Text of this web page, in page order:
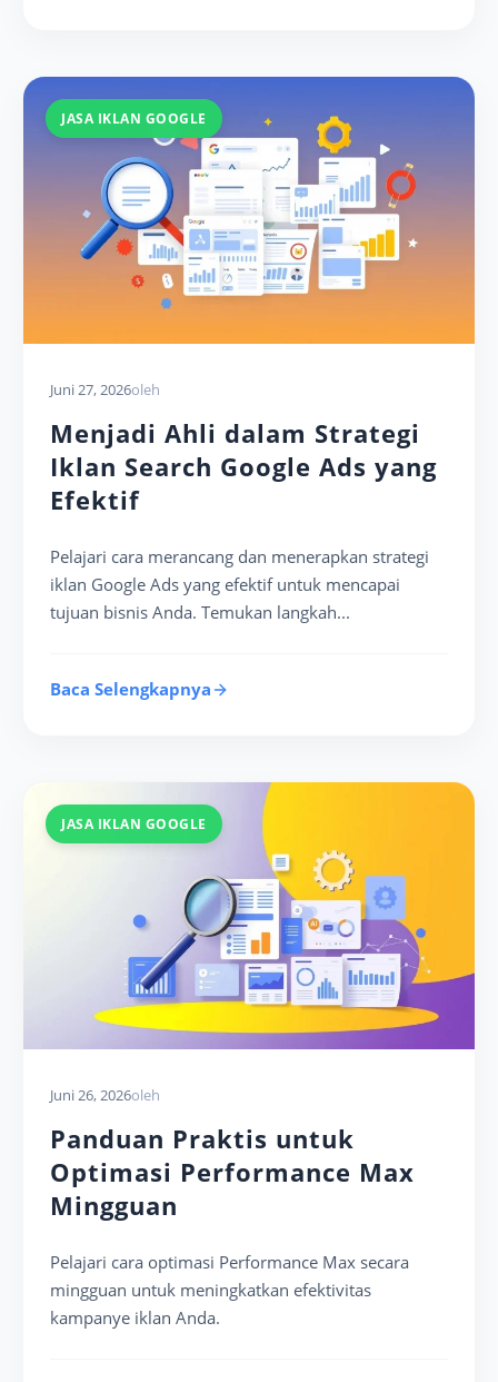
JASA IKLAN GOOGLE
Juni 27, 2026oleh
Menjadi Ahli dalam Strategi
Iklan Search Google Ads yang
Efektif
Pelajari cara merancang dan menerapkan strategi
iklan Google Ads yang efektif untuk mencapai
tujuan bisnis Anda. Temukan langkah...
Baca Selengkapnya
JASA IKLAN GOOGLE
Juni 26, 2026oleh
Panduan Praktis untuk
Optimasi Performance Max
Mingguan
Pelajari cara optimasi Performance Max secara
mingguan untuk meningkatkan efektivitas
kampanye iklan Anda.